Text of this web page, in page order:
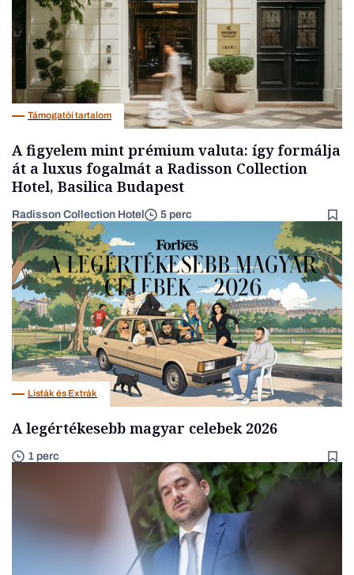
Támogatói tartalom
A figyelem mint prémium valuta: így formálja
át a luxus fogalmát a Radisson Collection
Hotel, Basilica Budapest
Radisson Collection Hotel 5 perc
Listák és Extrák
A legértékesebb magyar celebek 2026
1 perc